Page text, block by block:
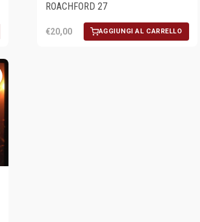
ROACHFORD 27
€20,00 AGGIUNGI AL CARRELLO